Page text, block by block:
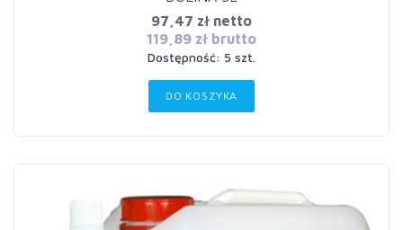
97,47 zł netto
119,89 zł brutto
Dostępność: 5 szt.
DO KOSZYKA